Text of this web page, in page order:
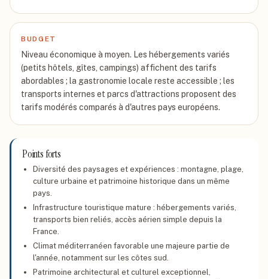
BUDGET
Niveau économique à moyen. Les hébergements variés
(petits hôtels, gîtes, campings) affichent des tarifs
abordables ; la gastronomie locale reste accessible ; les
transports internes et parcs d'attractions proposent des
tarifs modérés comparés à d'autres pays européens.
Points forts
Diversité des paysages et expériences : montagne, plage,
culture urbaine et patrimoine historique dans un même
pays.
Infrastructure touristique mature : hébergements variés,
transports bien reliés, accès aérien simple depuis la
France.
Climat méditerranéen favorable une majeure partie de
l'année, notamment sur les côtes sud.
Patrimoine architectural et culturel exceptionnel,